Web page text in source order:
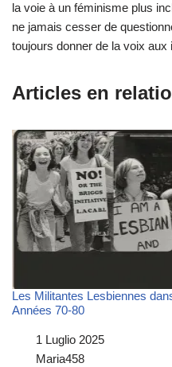
la voie à un féminisme plus
ne jamais cesser de
toujours donner de la voix aux
Articles en
Les Militantes Lesbiennes
Années 70-80
Data1 Luglio 2025
AutoreMaria458